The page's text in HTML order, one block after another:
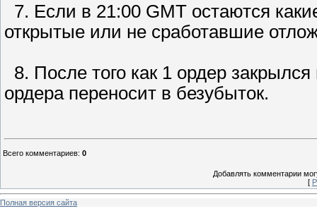
7. Если в 21:00 GMT остаются
открытые или не сработавшие
8. После того как 1 ордер
ордера переносит в безубыток.
Всего комментариев: 0
Добавлять комментарии
[
Полная версия сайта